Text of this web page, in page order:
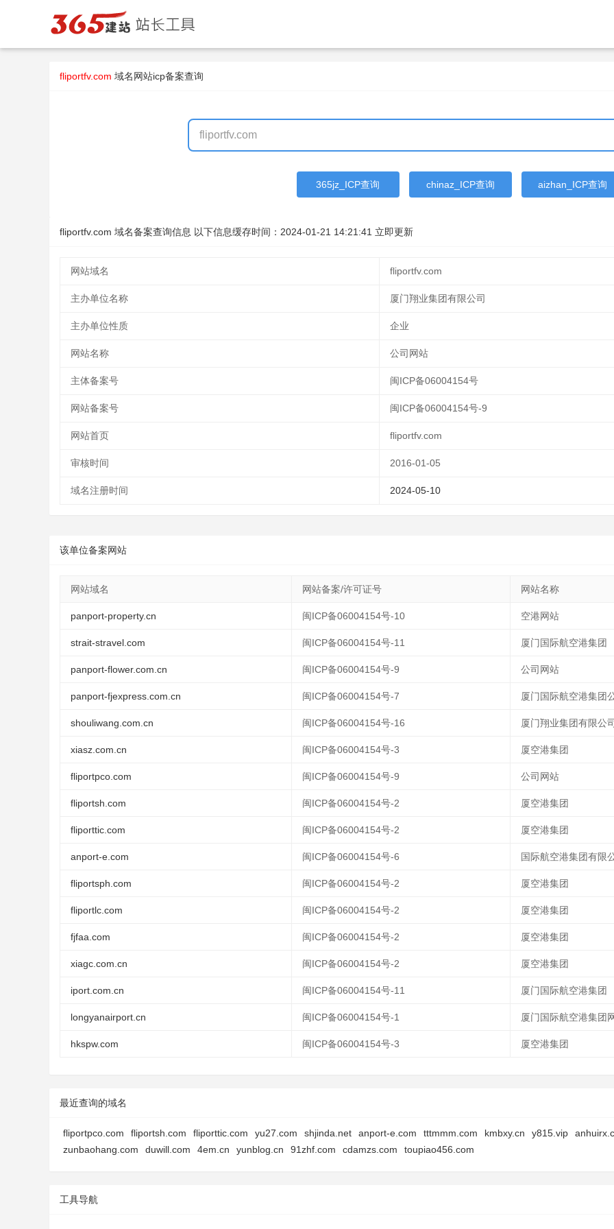
fliportfv.com 域名网站icp备案查询
365jz_ICP查询 chinaz_ICP查询 aizhan_ICP查询
fliportfv.com 域名备案查询信息 以下信息缓存时间： 2024-01-21 14:21:41 立即更新
网站域名 fliportfv.com
主办单位名称 厦门翔业集团有限公司
主办单位性质 企业
网站名称 公司网站
主体备案号 闽ICP备06004154号
网站备案号 闽ICP备06004154号-9
网站首页 fliportfv.com
审核时间 2016-01-05
域名注册时间 2024-05-10
该单位备案网站
网站域名 网站备案/许可证号 网站名称
panport-property.cn 闽ICP备06004154号-10 空港网站
strait-stravel.com 闽ICP备06004154号-11 厦门国际航空港集团
panport-flower.com.cn 闽ICP备06004154号-9 公司网站
panport-fjexpress.com.cn 闽ICP备06004154号-7 厦门国际航空港集团
shouliwang.com.cn 闽ICP备06004154号-16 厦门翔业集团有限公
xiasz.com.cn 闽ICP备06004154号-3 厦空港集团
fliportpco.com 闽ICP备06004154号-9 公司网站
fliportsh.com 闽ICP备06004154号-2 厦空港集团
fliporttic.com 闽ICP备06004154号-2 厦空港集团
anport-e.com 闽ICP备06004154号-6 国际航空港集团有限
fliportsph.com 闽ICP备06004154号-2 厦空港集团
fliportlc.com 闽ICP备06004154号-2 厦空港集团
fjfaa.com 闽ICP备06004154号-2 厦空港集团
xiagc.com.cn 闽ICP备06004154号-2 厦空港集团
iport.com.cn 闽ICP备06004154号-11 厦门国际航空港集团
longyanairport.cn 闽ICP备06004154号-1 厦门国际航空港集团
hkspw.com 闽ICP备06004154号-3 厦空港集团
最近查询的域名
fliportpco.com fliportsh.com fliporttic.com yu27.com shjinda.net anport-e.com tttmmm.com kmbxy.cn y815.vip
zunbaohang.com
duwill.com 4em.cn yunblog.cn 91zhf.com cdamzs.com toupiao456.com
工具导航